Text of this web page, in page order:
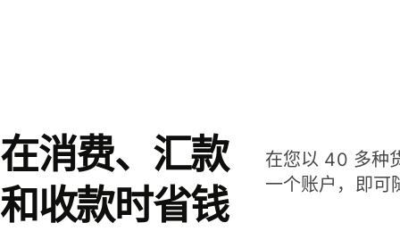
在消费、汇款
和收款时省钱
在您以 40 多种
一个账户，即可